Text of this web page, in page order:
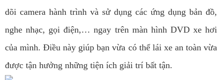
dõi camera hành trình và sử dụng các ứng dụng bản đồ,
nghe nhạc, gọi điện,… ngay trên màn hình DVD xe hơi
của mình. Điều này giúp bạn vừa có thể lái xe an toàn vừa
được tận hưởng những tiện ích giải trí bất tận.